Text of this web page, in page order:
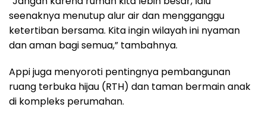
seenaknya menutup alur air dan mengganggu
ketertiban bersama. Kita ingin wilayah ini nyaman
dan aman bagi semua,” tambahnya.
Appi juga menyoroti pentingnya pembangunan
ruang terbuka hijau (RTH) dan taman bermain anak
di kompleks perumahan.